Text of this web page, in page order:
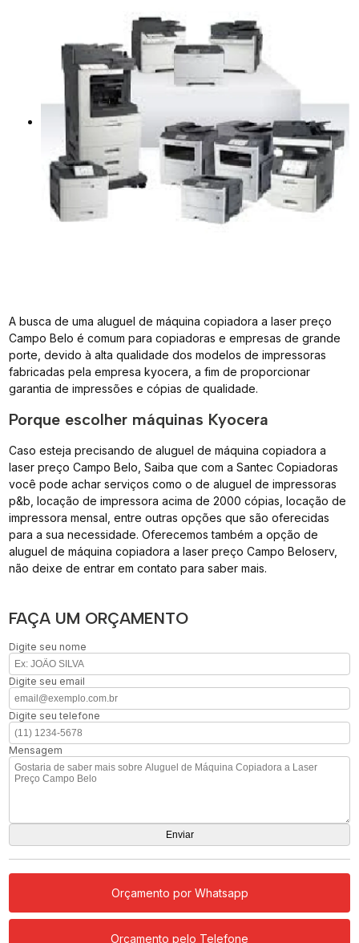
A busca de uma aluguel de máquina copiadora a laser preço
Campo Belo é comum para copiadoras e empresas de grande
porte, devido à alta qualidade dos modelos de impressoras
fabricadas pela empresa kyocera, a fim de proporcionar
garantia de impressões e cópias de qualidade.
Porque escolher máquinas Kyocera
Caso esteja precisando de aluguel de máquina copiadora a
laser preço Campo Belo, Saiba que com a Santec Copiadoras
você pode achar serviços como o de aluguel de impressoras
p&b, locação de impressora acima de 2000 cópias, locação de
impressora mensal, entre outras opções que são oferecidas
para a sua necessidade. Oferecemos também a opção de
aluguel de máquina copiadora a laser preço Campo Beloserv,
não deixe de entrar em contato para saber mais.
FAÇA UM ORÇAMENTO
Digite seu nome
Digite seu email
Digite seu telefone
Mensagem
Orçamento por Whatsapp
Orçamento pelo Telefone